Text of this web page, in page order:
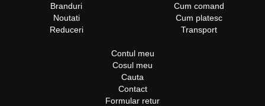
Branduri
Noutati
Reduceri
Cum comand
Cum platesc
Transport
Contul meu
Cosul meu
Cauta
Contact
Formular retur